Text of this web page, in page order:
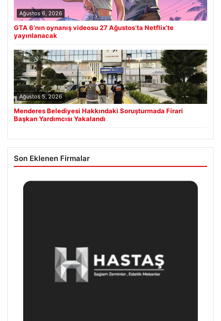
Ağustos 6, 2026
GTA 6’nın oynanış videosu 27 Ağustos’ta Netflix’te
yayınlanacak
Ağustos 5, 2026
Menderes Belediyesi Hakkındaki Soruşturmada Firari
Başkan Yardımcısı Yakalandı
Son Eklenen Firmalar